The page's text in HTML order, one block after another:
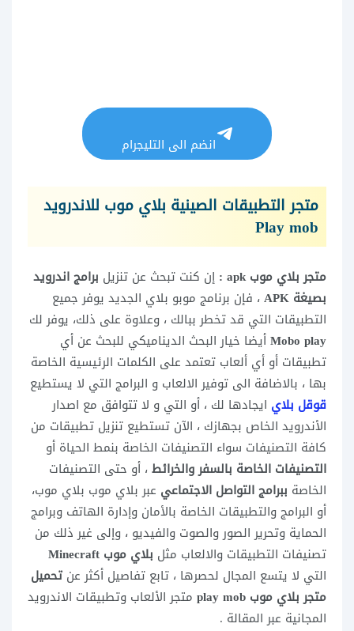
انضم الى التليجرام
متجر التطبيقات الصينية بلاي موب للاندرويد
Play mob
متجر بلاي موب apk : إن كنت تبحث عن تنزيل برامج اندرويد
بصيغة APK
، فإن برنامج موبو بلاي الجديد يوفر جميع
التطبيقات التي قد تخطر ببالك ، وعلاوة على ذلك، يوفر لك
Mobo playأيضا خيار البحث الديناميكي للبحث عن أي
تطبيقات أو أي ألعاب تعتمد على الكلمات الرئيسية الخاصة
بها ، بالاضافة الى توفير الالعاب و البرامج التي لا يستطيع
قوقل بلاي ايجادها لك ، أو التي و لا تتوافق مع اصدار
الأندرويد الخاص بجهازك ، الآن تستطيع تنزيل تطبيقات من
كافة التصنيفات سواء التصنيفات الخاصة بنمط الحياة أو
التصنيفات الخاصة بالسفر والخرائط، أو حتى التصنيفات
الخاصة ببرامج التواصل الاجتماعي عبر بلاي موب بلاي موب،
أو البرامج والتطبيقات الخاصة بالأمان وإدارة الهاتف وبرامج
الحماية وتحرير الصور والصوت والفيديو ، وإلى غير ذلك من
تصنيفات التطبيقات والالعاب مثل بلاي موب Minecraft
التي لا يتسع المجال لحصرها ، تابع تفاصيل أكثر عن تحميل
متجر بلاي موب play mob
متجر الألعاب وتطبيقات الاندرويد
المجانية عبر المقالة .